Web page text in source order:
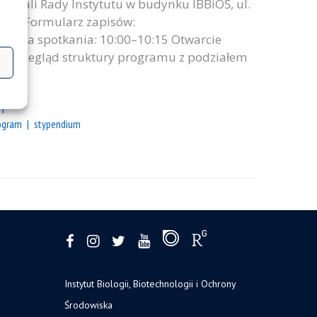
sali Rady Instytutu w budynku IBBiOŚ, ul.
Formularz zapisów:
spotkania: 10:00–10:15 Otwarcie
przegląd struktury programu z podziałem
stypendium
Instytut Biologii, Biotechnologii i Ochrony
Środowiska